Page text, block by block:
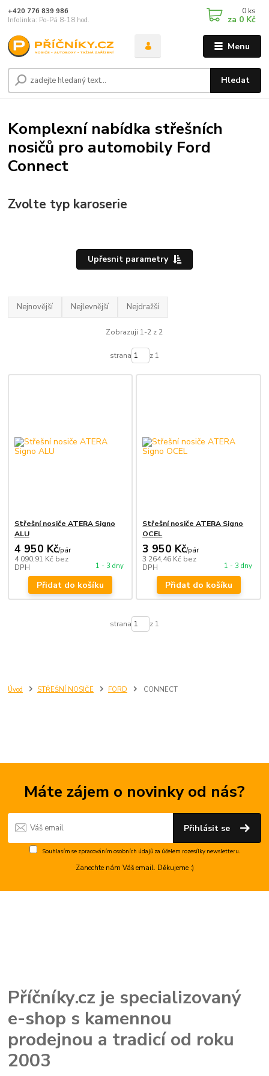
Menu
Hledat
+420 776 839 986
Infolinka: Po-Pá 8-18 hod.
0 ks
za 0 Kč
Úvod STŘEŠNÍ NOSIČE FORD CONNECT
Komplexní nabídka střešních
nosičů pro automobily Ford
Connect
Zvolte typ karoserie
Upřesnit parametry
Nejnovější Nejlevnější Nejdražší
Zobrazuji 1-2 z 2
strana z 1
Střešní nosiče ATERA Signo
ALU
4 950 Kč/pár
4 090,91 Kč bez
DPH
1 - 3 dny
Přidat do košíku
Střešní nosiče ATERA Signo
OCEL
3 950 Kč/pár
3 264,46 Kč bez
DPH
1 - 3 dny
Přidat do košíku
strana z 1
Máte zájem o novinky od nás?
Přihlásit se
Souhlasím se zpracováním osobních údajůza účelem rozesílky newsletteru.
Zanechte nám Váš email. Děkujeme :)
Příčníky.cz je specializovaný
e-shop s kamennou
prodejnou a tradicí od roku
2003